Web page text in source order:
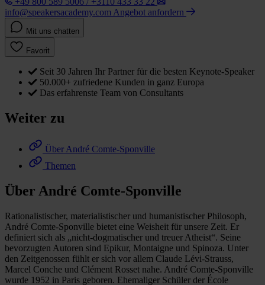
info@speakersacademy.com Angebot anfordern
Mit uns chatten
Favorit
Seit 30 Jahren Ihr Partner für die besten Keynote-Speaker
50.000+ zufriedene Kunden in ganz Europa
Das erfahrenste Team von Consultants
Weiter zu
Über André Comte-Sponville
Themen
Über André Comte-Sponville
Rationalistischer, materialistischer und humanistischer Philosoph,
André Comte-Sponville bietet eine Weisheit für unsere Zeit. Er
definiert sich als „nicht-dogmatischer und treuer Atheist“. Seine
bevorzugten Autoren sind Epikur, Montaigne und Spinoza. Unter
den Zeitgenossen fühlt er sich vor allem Claude Lévi-Strauss,
Marcel Conche und Clément Rosset nahe. André Comte-Sponville
wurde 1952 in Paris geboren. Ehemaliger Schüler der École